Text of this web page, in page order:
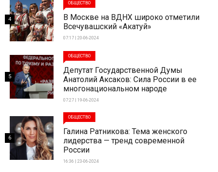
ОБЩЕСТВО
В Москве на ВДНХ широко отметили
Всечувашский «Акатуй»
07:17 | 20-06-2024
4
ОБЩЕСТВО
Депутат Государственной Думы
Анатолий Аксаков: Сила России в ее
многонациональном народе
07:27 | 19-06-2024
5
ОБЩЕСТВО
Галина Ратникова: Тема женского
лидерства — тренд современной
России
16:36 | 23-06-2024
6